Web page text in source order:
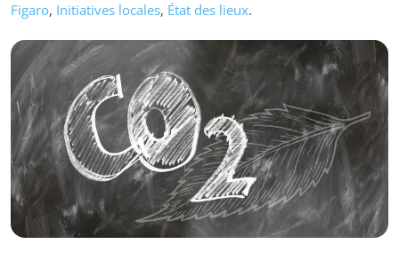
Figaro, Initiatives locales, État des lieux.